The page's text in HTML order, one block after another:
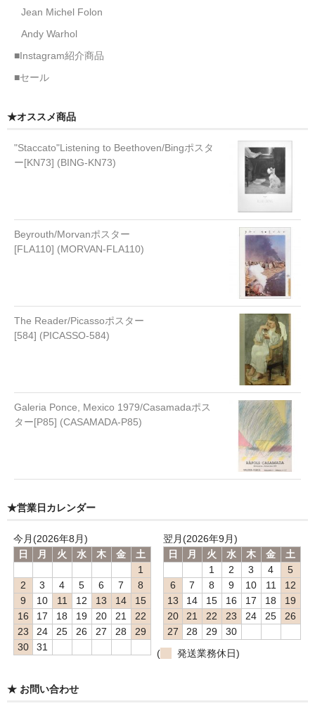
Jean Michel Folon
Andy Warhol
■Instagram紹介商品
■セール
★オススメ商品
"Staccato"Listening to Beethoven/Bingポスタ
ー[KN73] (BING-KN73)
Beyrouth/Morvanポスター
[FLA110] (MORVAN-FLA110)
The Reader/Picassoポスター
[584] (PICASSO-584)
Galeria Ponce, Mexico 1979/Casamadaポス
ター[P85] (CASAMADA-P85)
★営業日カレンダー
今月(2026年8月)
日
月 火 水 木 金
土
1
2
3 4 5 6 7
8
9
10 11 12 13 14
15
16
17 18 19 20 21
22
23
24 25 26 27 28
29
30
31
翌月(2026年9月)
日
月 火 水 木 金
土
1
2 3 4
5
6
7 8 9 10 11
12
13
14 15 16 17 18
19
20
21 22 23 24 25
26
27
28 29
30
(
発送業務休日)
★ お問い合わせ